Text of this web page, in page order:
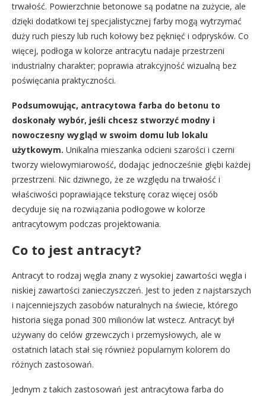
trwałość. Powierzchnie betonowe są podatne na zużycie, ale
dzięki dodatkowi tej specjalistycznej farby mogą wytrzymać
duży ruch pieszy lub ruch kołowy bez pęknięć i odprysków. Co
więcej, podłoga w kolorze antracytu nadaje przestrzeni
industrialny charakter; poprawia atrakcyjność wizualną bez
poświęcania praktyczności.
Podsumowując, antracytowa farba do betonu to
doskonały wybór, jeśli chcesz stworzyć modny i
nowoczesny wygląd w swoim domu lub lokalu
użytkowym. Unikalna mieszanka odcieni szarości i czerni
tworzy wielowymiarowość, dodając jednocześnie głębi każdej
przestrzeni. Nic dziwnego, że ze względu na trwałość i
właściwości poprawiające teksturę coraz więcej osób
decyduje się na rozwiązania podłogowe w kolorze
antracytowym podczas projektowania.
Co to jest antracyt?
Antracyt to rodzaj węgla znany z wysokiej zawartości węgla i
niskiej zawartości zanieczyszczeń. Jest to jeden z najstarszych
i najcenniejszych zasobów naturalnych na świecie, którego
historia sięga ponad 300 milionów lat wstecz. Antracyt był
używany do celów grzewczych i przemysłowych, ale w
ostatnich latach stał się również popularnym kolorem do
różnych zastosowań.
Jednym z takich zastosowań jest antracytowa farba do